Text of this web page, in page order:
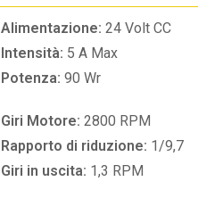
Alimentazione: 24 Volt CC
Intensità: 5 A Max
Potenza: 90 Wr
Giri Motore: 2800 RPM
Rapporto di riduzione: 1/9,7
Giri in uscita: 1,3 RPM